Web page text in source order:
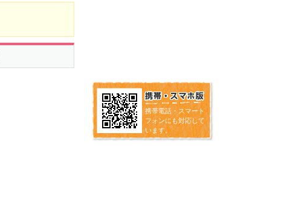
携帯電話・スマート
フォンにも対応して
います。